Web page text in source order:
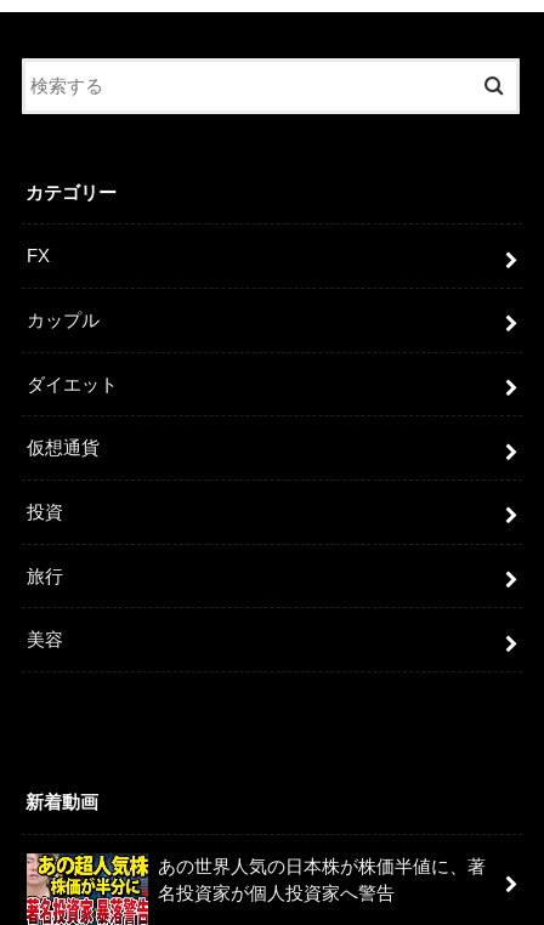
カテゴリー
FX
カップル
ダイエット
仮想通貨
投資
旅行
美容
新着動画
あの世界人気の日本株が株価半値に、著
名投資家が個人投資家へ警告